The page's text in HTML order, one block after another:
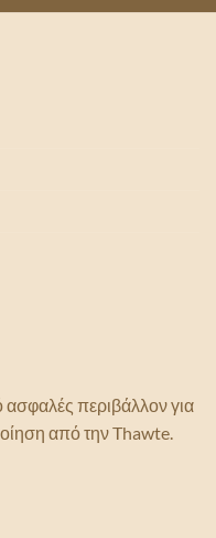
ασφαλές περιβάλλον για
από την Thawte.